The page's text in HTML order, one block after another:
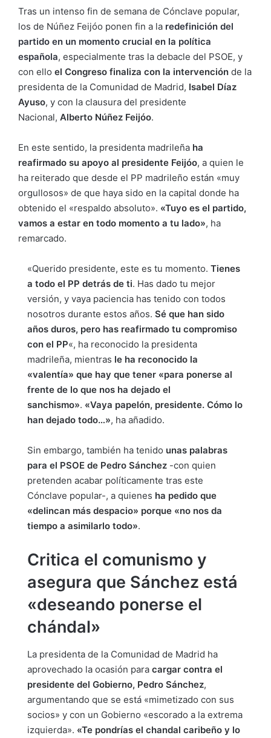
Tras un intenso fin de semana de Cónclave popular,
los de Núñez Feijóo ponen fin a la redefinición del
partido en un momento crucial en la política
española, especialmente tras la debacle del PSOE, y
con ello el Congreso finaliza con la intervención de la
presidenta de la Comunidad de Madrid, Isabel Díaz
Ayuso, y con la clausura del presidente
Nacional, Alberto Núñez Feijóo.
En este sentido, la presidenta madrileña ha
reafirmado su apoyo al presidente Feijóo, a quien le
ha reiterado que desde el PP madrileño están «muy
orgullosos» de que haya sido en la capital donde ha
obtenido el «respaldo absoluto». «Tuyo es el partido,
vamos a estar en todo momento a tu lado», ha
remarcado.
«Querido presidente, este es tu momento. Tienes
a todo el PP detrás de ti. Has dado tu mejor
versión, y vaya paciencia has tenido con todos
nosotros durante estos años. Sé que han sido
años duros, pero has reafirmado tu compromiso
con el PP«, ha reconocido la presidenta
madrileña, mientras le ha reconocido la
«valentía» que hay que tener «para ponerse al
frente de lo que nos ha dejado el
sanchismo». «Vaya papelón, presidente. Cómo lo
han dejado todo…», ha añadido.
Sin embargo, también ha tenido unas palabras
para el PSOE de Pedro Sánchez -con quien
pretenden acabar políticamente tras este
Cónclave popular-, a quienes ha pedido que
«delincan más despacio» porque «no nos da
tiempo a asimilarlo todo».
Critica el comunismo y
asegura que Sánchez está
«deseando ponerse el
chándal»
La presidenta de la Comunidad de Madrid ha
aprovechado la ocasión para cargar contra el
presidente del Gobierno, Pedro Sánchez,
argumentando que se está «mimetizado con sus
socios» y con un Gobierno «escorado a la extrema
izquierda». «Te pondrías el chandal caribeño y lo